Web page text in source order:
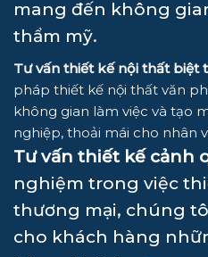
mang đến không
thẩm mỹ.
Tư vấn thiết kế nội thất biệt
pháp thiết kế nội thất văn
không gian làm việc và tạo
nghiệp, thoải mái cho nhân
Tư vấn thiết kế cảnh
nghiệm trong việc
thương mại, chúng
cho khách hàng